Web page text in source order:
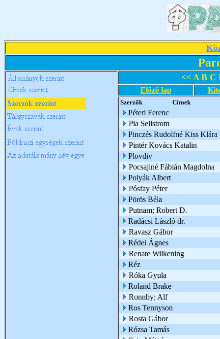
<< A B C
Előző lap
Szerzők Címek
Péteri Ferenc
Pia Sellstrom
Pinczés Rudolfné Kiss Klára
Pintér Kovács Katalin
Plovdiv
Pocsajiné Fábián Magdolna
Polyák Albert
Pósfay Péter
Pörös Béla
Putnam; Robert D.
Radácsi László dr.
Ravasz Gábor
Rédei Ágnes
Renate Wilkening
Réz
Róka Gyula
Roland Brake
Ronnby; Alf
Ros Tennyson
Rosta Gábor
Rózsa Tamás